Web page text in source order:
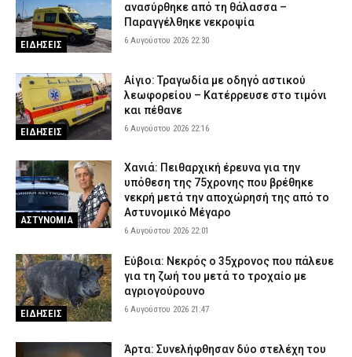
ΕΙΔΗΣΕΙΣ
ανασύρθηκε από τη θάλασσα –
Παραγγέλθηκε νεκροψία
6 Αυγούστου 2026 22:30
ΕΙΔΗΣΕΙΣ
Αίγιο: Τραγωδία με οδηγό αστικού
λεωφορείου – Κατέρρευσε στο τιμόνι
και πέθανε
6 Αυγούστου 2026 22:16
ΑΣΤΥΝΟΜΙΑ
Χανιά: Πειθαρχική έρευνα για την
υπόθεση της 75χρονης που βρέθηκε
νεκρή μετά την αποχώρησή της από το
Αστυνομικό Μέγαρο
6 Αυγούστου 2026 22:01
ΕΙΔΗΣΕΙΣ
Εύβοια: Νεκρός ο 35χρονος που πάλευε
για τη ζωή του μετά το τροχαίο με
αγριογούρουνο
6 Αυγούστου 2026 21:47
Άρτα: Συνελήφθησαν δύο στελέχη του